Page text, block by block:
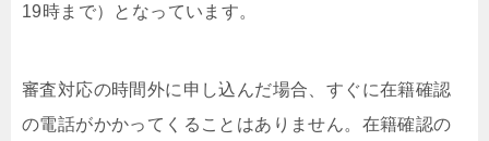
19時まで）となっています。
審査対応の時間外に申し込んだ場合、すぐに在籍確認
の電話がかかってくることはありません。在籍確認の